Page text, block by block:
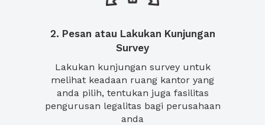
2. Pesan atau Lakukan Kunjungan
Survey
Lakukan kunjungan survey untuk
melihat keadaan ruang kantor yang
anda pilih, tentukan juga fasilitas
pengurusan legalitas bagi perusahaan
anda